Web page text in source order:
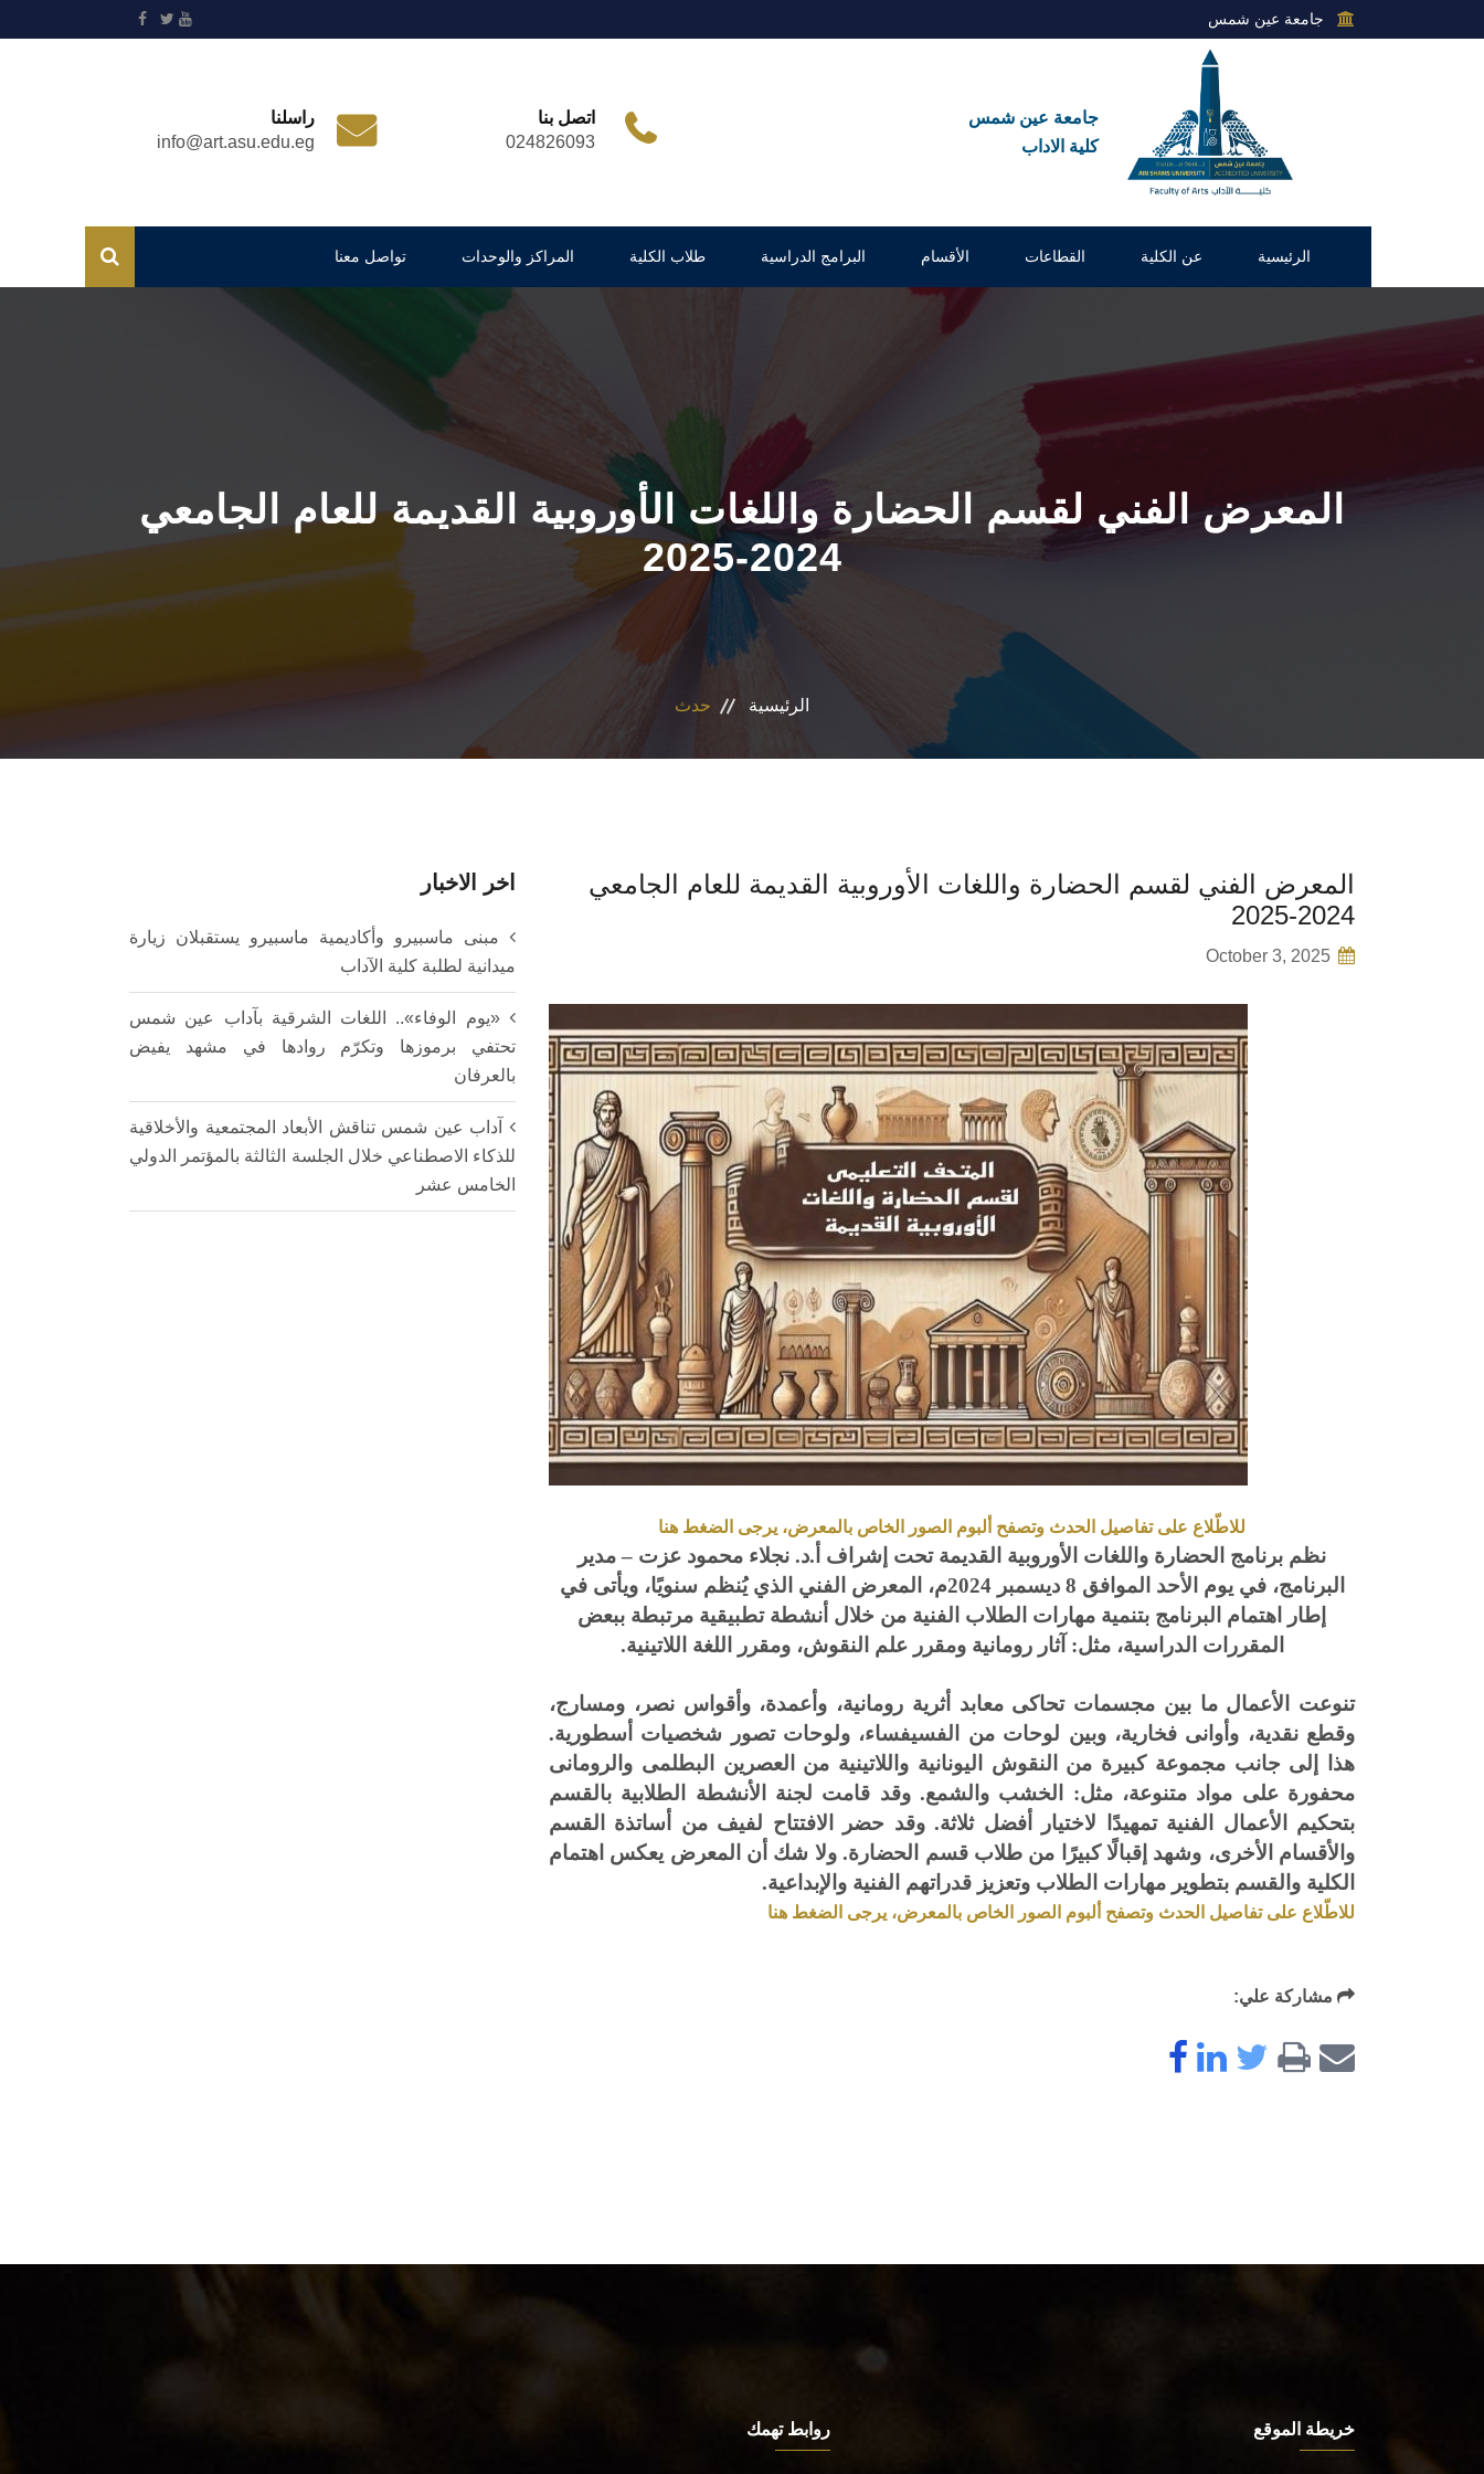
جامعة عين شمس
جامعة عين شمس
كلية الاداب
اتصل بنا
024826093
راسلنا
info@art.asu.edu.eg
الرئيسية عن الكلية القطاعات الأقسام البرامج الدراسية طلاب الكلية المراكز والوحدات تواصل معنا
المعرض الفني لقسم الحضارة واللغات الأوروبية القديمة للعام الجامعي
2024-2025
الرئيسية حدث
المعرض الفني لقسم الحضارة واللغات الأوروبية القديمة للعام الجامعي
2024-2025
October 3, 2025
للاطّلاع على تفاصيل الحدث وتصفح ألبوم الصور الخاص بالمعرض، يرجى الضغط هنا
نظم برنامج الحضارة واللغات الأوروبية القديمة تحت إشراف أ.د. نجلاء محمود عزت – مدير
البرنامج، في يوم الأحد الموافق 8 ديسمبر 2024م، المعرض الفني الذي يُنظم سنويًا، ويأتى في
إطار اهتمام البرنامج بتنمية مهارات الطلاب الفنية من خلال أنشطة تطبيقية مرتبطة ببعض
المقررات الدراسية، مثل: آثار رومانية ومقرر علم النقوش، ومقرر اللغة اللاتينية.
تنوعت الأعمال ما بين مجسمات تحاكى معابد أثرية رومانية، وأعمدة، وأقواس نصر، ومسارج،
وقطع نقدية، وأوانى فخارية، وبين لوحات من الفسيفساء، ولوحات تصور شخصيات أسطورية.
هذا إلى جانب مجموعة كبيرة من النقوش اليونانية واللاتينية من العصرين البطلمى والرومانى
محفورة على مواد متنوعة، مثل: الخشب والشمع. وقد قامت لجنة الأنشطة الطلابية بالقسم
بتحكيم الأعمال الفنية تمهيدًا لاختيار أفضل ثلاثة. وقد حضر الافتتاح لفيف من أساتذة القسم
والأقسام الأخرى، وشهد إقبالًا كبيرًا من طلاب قسم الحضارة. ولا شك أن المعرض يعكس اهتمام
الكلية والقسم بتطوير مهارات الطلاب وتعزيز قدراتهم الفنية والإبداعية.
للاطّلاع على تفاصيل الحدث وتصفح ألبوم الصور الخاص بالمعرض، يرجى الضغط هنا
مشاركة علي:
اخر الاخبار
مبنى ماسبيرو وأكاديمية ماسبيرو يستقبلان زيارة
ميدانية لطلبة كلية الآداب
«يوم الوفاء».. اللغات الشرقية بآداب عين شمس
تحتفي برموزها وتكرّم روادها في مشهد يفيض
بالعرفان
آداب عين شمس تناقش الأبعاد المجتمعية والأخلاقية
للذكاء الاصطناعي خلال الجلسة الثالثة بالمؤتمر الدولي
الخامس عشر
خريطة الموقع روابط تهمك